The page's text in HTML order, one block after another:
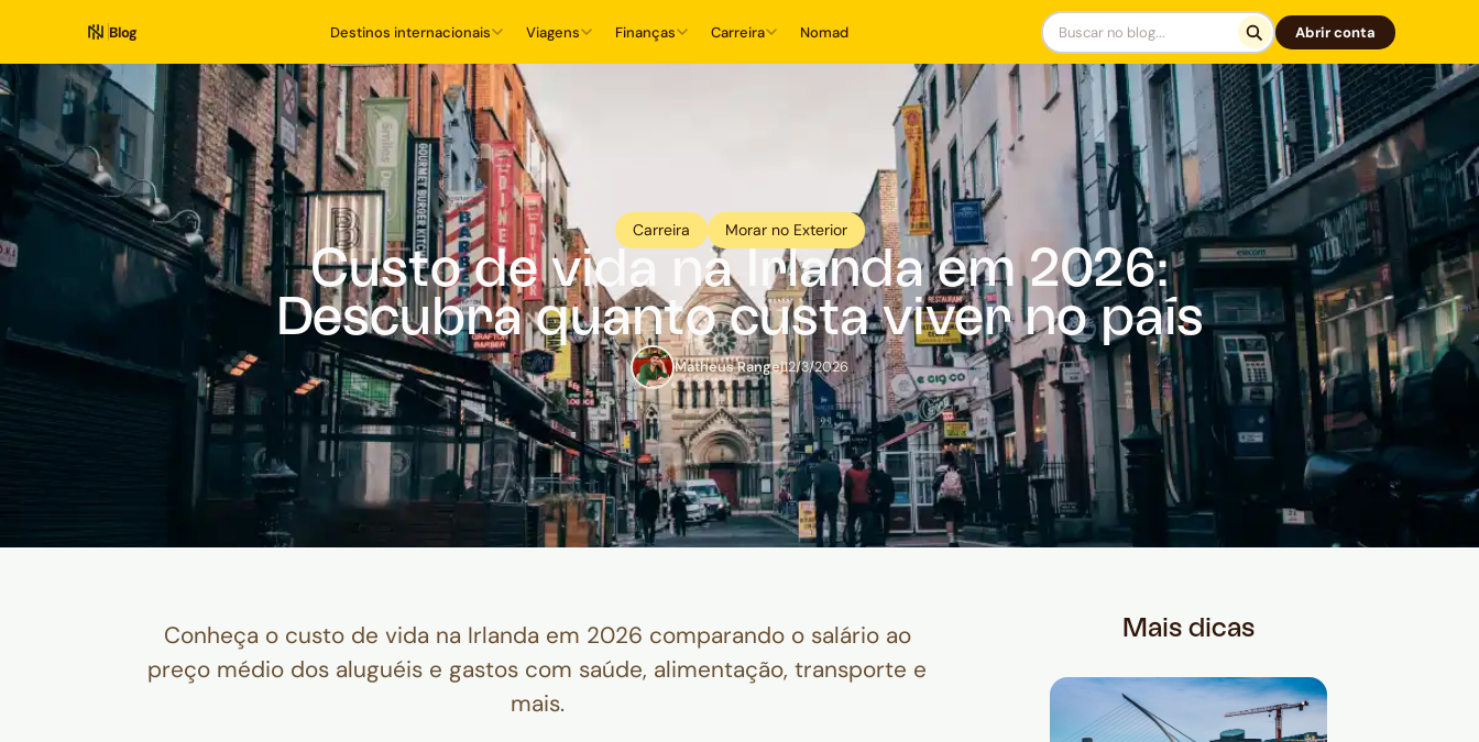
Blog Destinos internacionais Viagens Finanças Carreira Nomad Abrir conta
Carreira Morar no Exterior
Custo de vida na Irlanda em 2026:
Descubra quanto custa viver no país
Matheus Rangel12/3/2026
Conheça o custo de vida na Irlanda em 2026 comparando o salário ao
preço médio dos aluguéis e gastos com saúde, alimentação, transporte e
mais.
Mais dicas